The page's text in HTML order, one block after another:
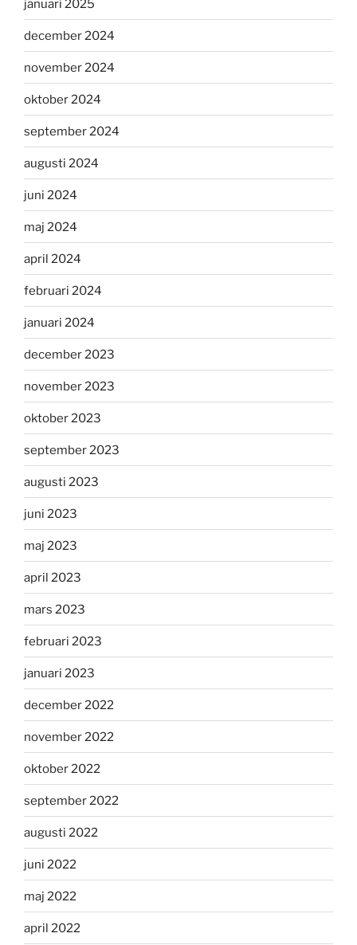
januari 2025
december 2024
november 2024
oktober 2024
september 2024
augusti 2024
juni 2024
maj 2024
april 2024
februari 2024
januari 2024
december 2023
november 2023
oktober 2023
september 2023
augusti 2023
juni 2023
maj 2023
april 2023
mars 2023
februari 2023
januari 2023
december 2022
november 2022
oktober 2022
september 2022
augusti 2022
juni 2022
maj 2022
april 2022